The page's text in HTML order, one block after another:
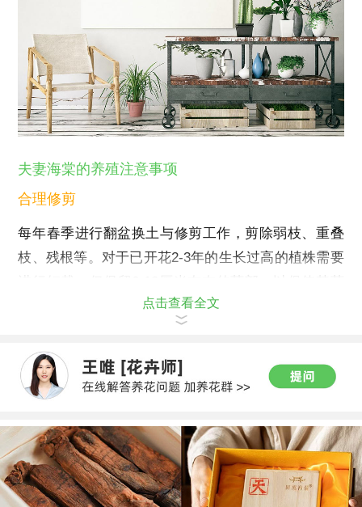
夫妻海棠的养殖注意事项
合理修剪
每年春季进行翻盆换土与修剪工作，剪除弱枝、重叠
枝、残根等。对于已开花2-3年的生长过高的植株需要
点击查看全文